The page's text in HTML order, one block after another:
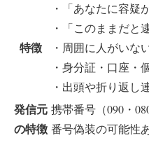
特徴
・「あなたに容疑
・「このままだと
・周囲に人がいな
・身分証・口座・
・出頭や折り返し
発信元
の特徴
携帯番号（090・
番号偽装の可能性